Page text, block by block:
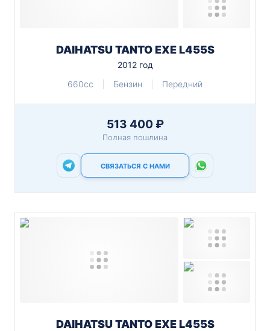
DAIHATSU TANTO EXE L455S
2012 год
660cc
Бензин Передний
513 400 ₽
Полная пошлина
СВЯЗАТЬСЯ С НАМИ
DAIHATSU TANTO EXE L455S